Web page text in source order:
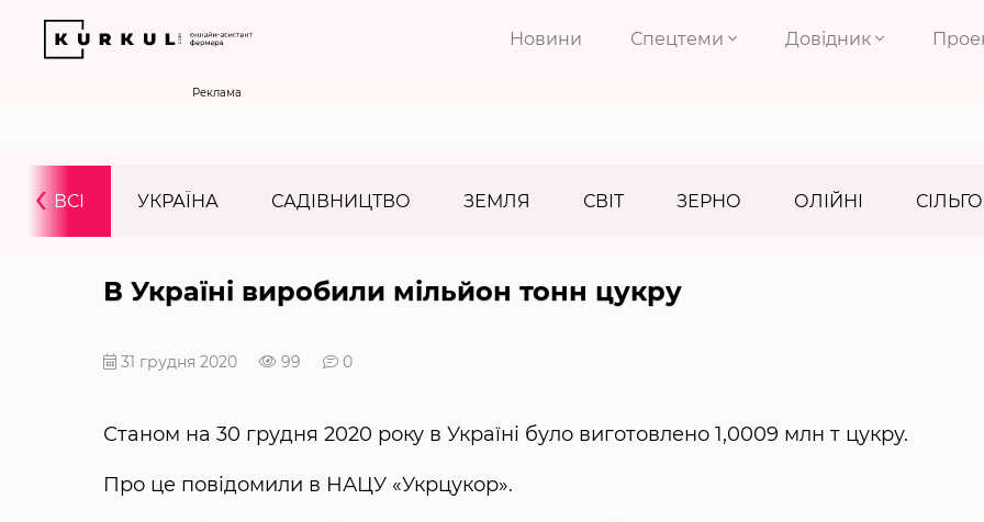
Новини Спецтеми Довідник
Реклама
ВСІ УКРАЇНА САДІВНИЦТВО ЗЕМЛЯ СВІТ ЗЕРНО ОЛІЙНІ
‹
В Україні виробили мільйон тонн цукру
31 грудня 2020 99 0
Станом на 30 грудня 2020 року в Україні було виготовлено 1,0009 млн т цукру.
Про це повідомили в НАЦУ «Укрцукор».